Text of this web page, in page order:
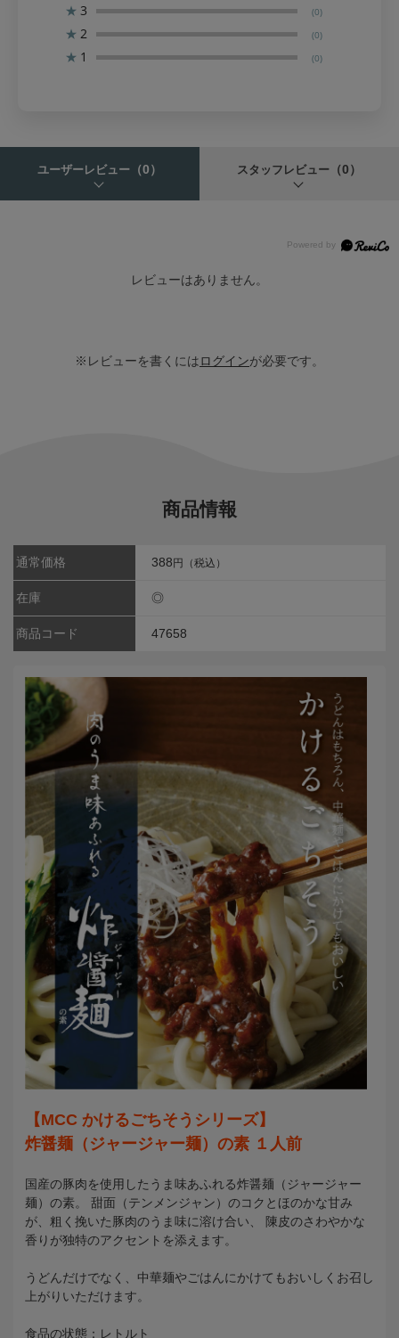
★ 3 (0)
★ 2 (0)
★ 1 (0)
ユーザーレビュー （0） スタッフレビュー （0）
レビューはありません。
※レビューを書くにはログインが必要です。
商品情報
通常価格 388円（税込）
在庫 ◎
商品コード 47658
【MCC かけるごちそうシリーズ】
炸醤麺（ジャージャー麺）の素 １人前
国産の豚肉を使用したうま味あふれる炸醤麺（ジャージャー
麺）の素。 甜面（テンメンジャン）のコクとほのかな甘み
が、粗く挽いた豚肉のうま味に溶け合い、 陳皮のさわやかな
香りが独特のアクセントを添えます。
うどんだけでなく、中華麺やごはんにかけてもおいしくお召し
上がりいただけます。
食品の状態：レトルト